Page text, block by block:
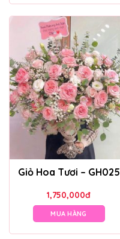
Giỏ Hoa Tươi – GH025
1,750,000đ
MUA HÀNG